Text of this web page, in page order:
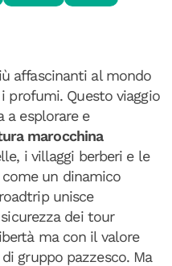
affascinanti al mondo
profumi. Questo viaggio
a esplorare e
marocchina
i villaggi berberi e le
un dinamico
unisce
dei tour
ma con il valore
gruppo pazzesco. Ma